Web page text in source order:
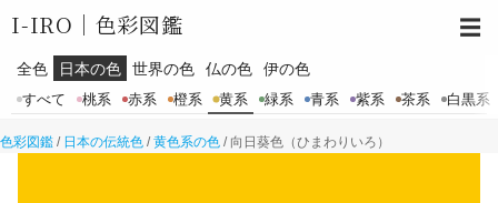
I-IRO｜ 色彩図鑑
全色 日本の色 世界の色 仏の色 伊の色
すべて 桃系 赤系 橙系 黄系 緑系 青系 紫系 茶系 白黒系
☰
色彩図鑑 / 日本の伝統色 / 黄色系の色 /向日葵色（ひまわりいろ）